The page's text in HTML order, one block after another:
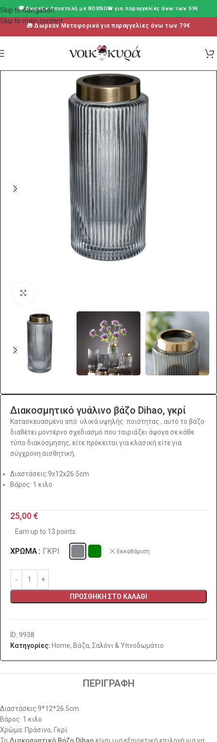
Skip to navigation
Skip to main content
🚚 Δωρεάν Aποστολή με BOXNOW για παραγγελίες άνω των 59€
🎁 Δωρεάν Μεταφορικά για παραγγελίες άνω των 79€
Διακοσμητικό γυάλινο βάζο Dihao, γκρί
Κατασκευασμένο από υλικά υψηλής ποιότητας , αυτό το βάζο
διαθέτει μοντέρνο σχεδιασμό που ταιριάζει άψογα σε κάθε
τύπο διακόσμησης, είτε πρόκειται για κλασική είτε για
σύγχρονη αισθητική.
Διαστάσεις:9x12x26.5cm
Βάρος: 1 κιλο
25,00€
Earn up to 13 points.
ΧΡΏΜΑ ΓΚΡΊ Εκκαθάριση
ΠΡΟΣΘΉΚΗ ΣΤΟ ΚΑΛΆΘΙ
ID: 9938
Κατηγορίες: Home, Βάζα, Σαλόνι & Υπνοδωμάτιο
ΠΕΡΙΓΡΑΦΉ
Διαστάσεις:9*12*26.5cm
Βάρος: 1 κιλο
Χρώμα: Πράσινο, Γκρί
Το Διακοσμητικό Βάζο Dihao είναι μια εξαιρετική επιλογή για να